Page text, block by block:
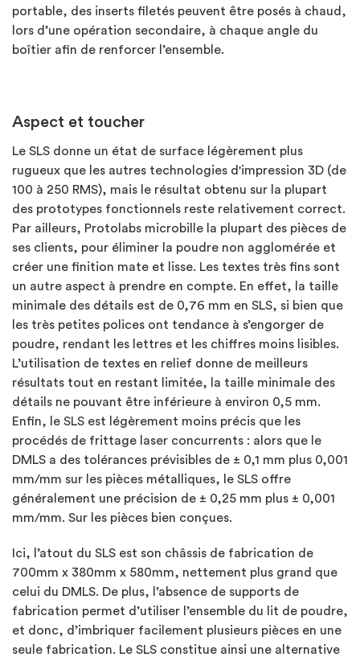
portable, des inserts filetés peuvent être posés à chaud,
lors d’une opération secondaire, à chaque angle du
boîtier afin de renforcer l’ensemble.
Aspect et toucher
Le SLS donne un état de surface légèrement plus
rugueux que les autres technologies d'impression 3D (de
100 à 250 RMS), mais le résultat obtenu sur la plupart
des prototypes fonctionnels reste relativement correct.
Par ailleurs, Protolabs microbille la plupart des pièces de
ses clients, pour éliminer la poudre non agglomérée et
créer une finition mate et lisse. Les textes très fins sont
un autre aspect à prendre en compte. En effet, la taille
minimale des détails est de 0,76 mm en SLS, si bien que
les très petites polices ont tendance à s’engorger de
poudre, rendant les lettres et les chiffres moins lisibles.
L’utilisation de textes en relief donne de meilleurs
résultats tout en restant limitée, la taille minimale des
détails ne pouvant être inférieure à environ 0,5 mm.
Enfin, le SLS est légèrement moins précis que les
procédés de frittage laser concurrents : alors que le
DMLS a des tolérances prévisibles de ± 0,1 mm plus 0,001
mm/mm sur les pièces métalliques, le SLS offre
généralement une précision de ± 0,25 mm plus ± 0,001
mm/mm. Sur les pièces bien conçues.
Ici, l’atout du SLS est son châssis de fabrication de
700mm x 380mm x 580mm, nettement plus grand que
celui du DMLS. De plus, l’absence de supports de
fabrication permet d’utiliser l’ensemble du lit de poudre,
et donc, d’imbriquer facilement plusieurs pièces en une
seule fabrication. Le SLS constitue ainsi une alternative